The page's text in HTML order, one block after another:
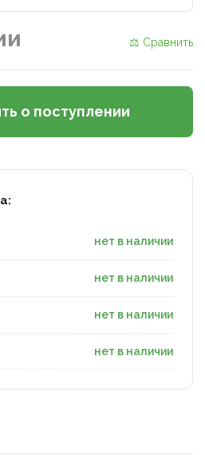
⚖ Сравнить
о поступлении
нет в наличии
нет в наличии
нет в наличии
нет в наличии